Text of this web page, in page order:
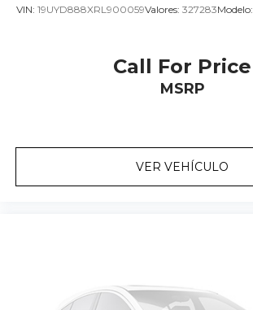
VIN: 19UYD888XRL900059Valores: 327283Modelo:
Call For Price
MSRP
VER VEHÍCULO